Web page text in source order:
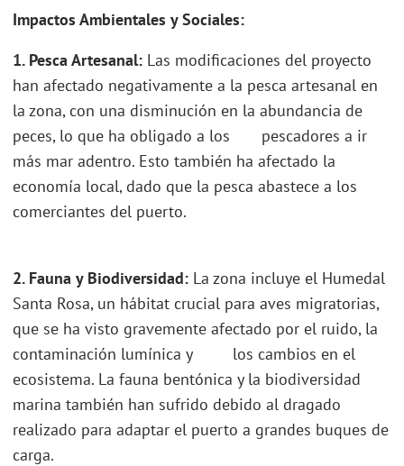
Impactos Ambientales y Sociales:
1. Pesca Artesanal: Las modificaciones del proyecto
han afectado negativamente a la pesca artesanal en
la zona, con una disminución en la abundancia de
peces, lo que ha obligado a los pescadores a ir
más mar adentro. Esto también ha afectado la
economía local, dado que la pesca abastece a los
comerciantes del puerto.
2. Fauna y Biodiversidad: La zona incluye el Humedal
Santa Rosa, un hábitat crucial para aves migratorias,
que se ha visto gravemente afectado por el ruido, la
contaminación lumínica y los cambios en el
ecosistema. La fauna bentónica y la biodiversidad
marina también han sufrido debido al dragado
realizado para adaptar el puerto a grandes buques de
carga.